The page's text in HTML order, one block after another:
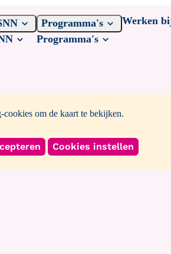
Programma's
Programma's
Werken
cookies om de kaart te bekijken.
Cookies instellen